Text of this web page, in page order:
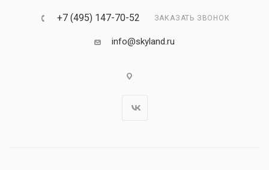
+7 (495) 147-70-52 ЗАКАЗАТЬ ЗВОНОК
info@skyland.ru